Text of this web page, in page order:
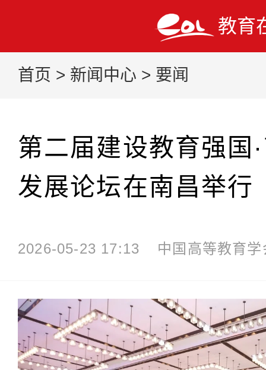
教育
首页 > 新闻中心 > 要闻
第二届建设教育强国
发展论坛在南昌举行
2026-05-23 17:13 中国高等教育学